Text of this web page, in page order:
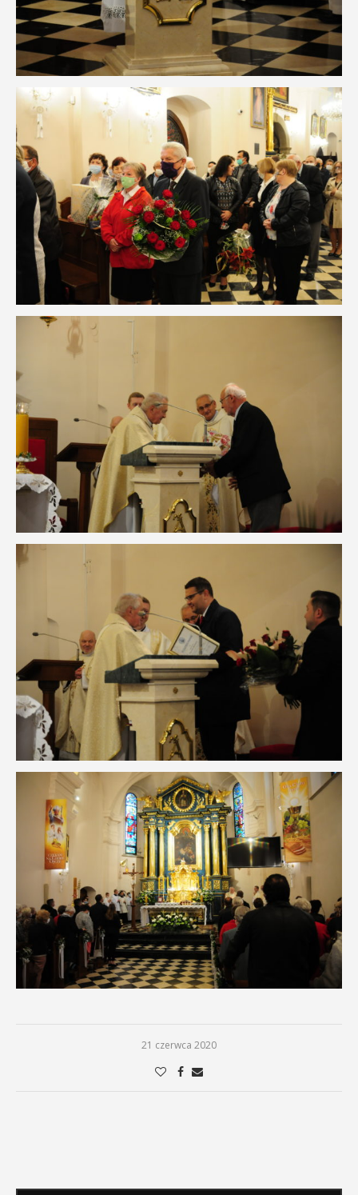
21 czerwca 2020